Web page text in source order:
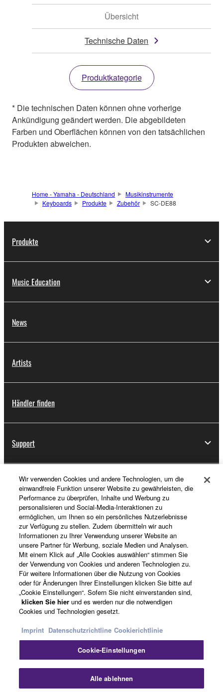
Übersicht
Technische Daten
Produktkategorie
* Die technischen Daten können ohne vorherige
Ankündigung geändert werden. Die abgebildeten
Farben und Oberflächen können von den tatsächlichen
Produkten abweichen.
Home - Yamaha - Deutschland
Musikinstrumente
Keyboards
Produkte Zubehör SC-DE88
Produkte
Music Education
News
Artists
Händler finden
Support
Registrierung von „Yamaha Music ID“
Über Yamaha
Deutschland - German
Business
Nutzungsbedingungen
CookierichtlinieImpressum
Wir verwenden Cookies und andere Technologien, um die
einwandfreie Funktion unserer Website zu gewährleisten, die
Performance zu überprüfen, Inhalte und Werbung zu
personalisieren und Social-Media-Interaktionen zu
ermöglichen, um Ihnen so ein persönliches Nutzerlebnisse
zur Verfügung zu stellen. Zudem übermitteln wir auch
Informationen zu Ihrer Verwendung unserer Website an
unsere Partner für Werbung, soziale Medien und Analysen.
Mit einem Klick auf „Alle Cookies auswählen“ stimmen Sie
der Verwendung von Cookies und anderen Technologien zu.
Für weitere Informationen über die Nutzung von Cookies
oder für Änderungen Ihrer Einstellungen klicken Sie bitte auf
„Cookie Einstellungen“. Sofern Sie nicht einverstanden sind,
klicken Sie hier und es werden nur die notwendigen
Cookies und Technologien gesetzt.
Imprint Datenschutzrichtline Cookierichtlinie
Cookie-Einstellungen
Alle ablehnen